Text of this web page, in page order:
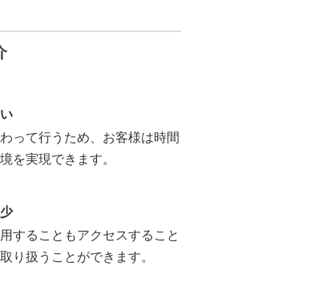
って行うため、お客様は時間
を実現できます。
することもアクセスすること
り扱うことができます。